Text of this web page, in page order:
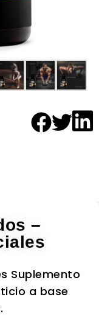
–
Suplemento
a base